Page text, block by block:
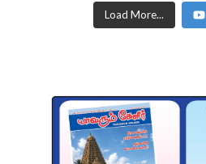
Load More...